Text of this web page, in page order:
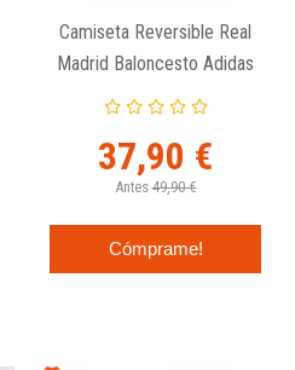
Camiseta Reversible Real
Madrid Baloncesto Adidas
Naranja
37,90 €
Antes 49,90 €
Cómprame!